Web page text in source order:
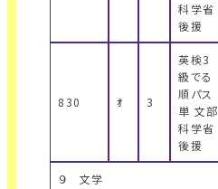
科学省
後援
830 ｵ 3
英検3
級でる
順パス
単 文部
科学省
後援
９ 文学